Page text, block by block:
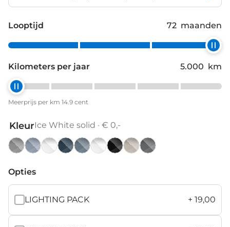
Looptijd 72 maanden
Kilometers per jaar 5.000 km
Meerprijs per km 14.9 cent
KleurIce White solid · € 0,-
Silver
metallic
Blue
solidmetallicmetallicmetallic
solidmetallicmetallicmetallic
Opties
LIGHTING PACK + 19,00